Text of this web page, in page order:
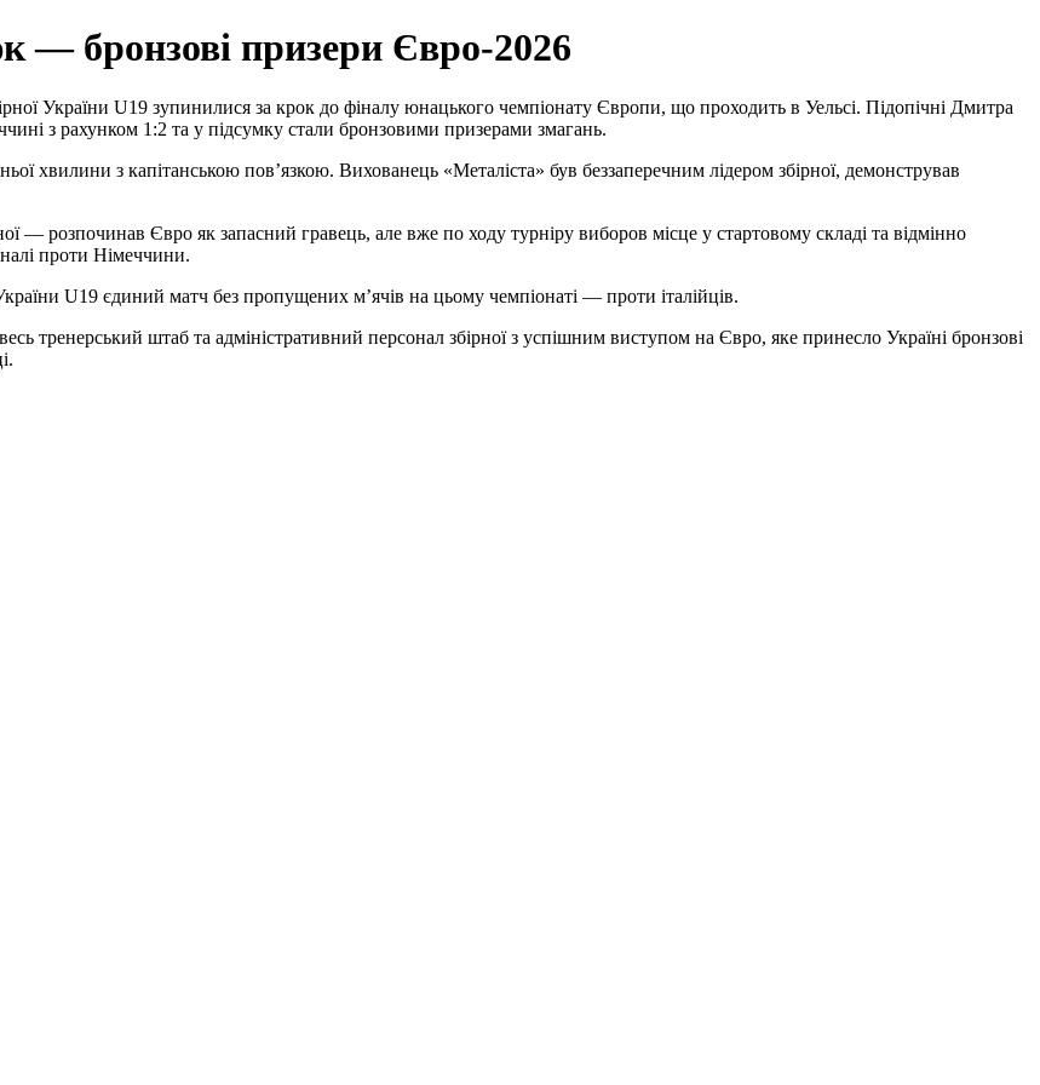
— бронзові призери Євро-2026
України U19 зупинилися за крок до фіналу юнацького чемпіонату Європи, що проходить в Уельсі. Підопічні Дмитра
з рахунком 1:2 та у підсумку стали бронзовими призерами змагань.
хвилини з капітанською повʼязкою. Вихованець «Металіста» був беззаперечним лідером збірної, демонстрував
розпочинав Євро як запасний гравець, але вже по ходу турніру виборов місце у стартовому складі та відмінно
проти Німеччини.
U19 єдиний матч без пропущених мʼячів на цьому чемпіонаті — проти італійців.
тренерський штаб та адміністративний персонал збірної з успішним виступом на Євро, яке принесло Україні бронзові